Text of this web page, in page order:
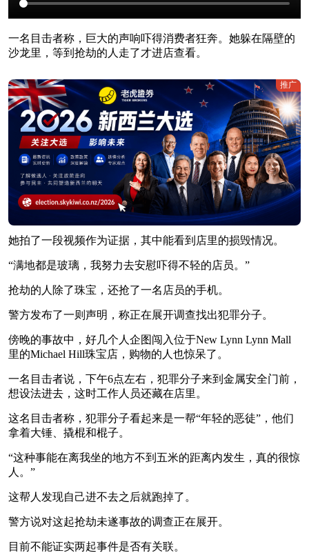
一名目击者称，巨大的声响吓得消费者狂奔。她躲在隔壁的
沙龙里，等到抢劫的人走了才进店查看。
推广
她拍了一段视频作为证据，其中能看到店里的损毁情况。
“满地都是玻璃，我努力去安慰吓得不轻的店员。”
抢劫的人除了珠宝，还抢了一名店员的手机。
警方发布了一则声明，称正在展开调查找出犯罪分子。
傍晚的事故中，好几个人企图闯入位于New Lynn Lynn Mall
里的Michael Hill珠宝店，购物的人也惊呆了。
一名目击者说，下午6点左右，犯罪分子来到金属安全门前，
想设法进去，这时工作人员还藏在店里。
这名目击者称，犯罪分子看起来是一帮“年轻的恶徒”，他们
拿着大锤、撬棍和棍子。
“这种事能在离我坐的地方不到五米的距离内发生，真的很惊
人。”
这帮人发现自己进不去之后就跑掉了。
警方说对这起抢劫未遂事故的调查正在展开。
目前不能证实两起事件是否有关联。